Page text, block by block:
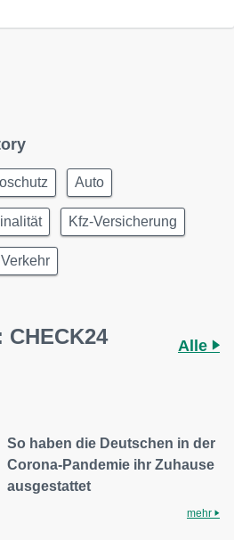
Auto
Kfz-Versicherung
Alle
So haben die Deutschen in der
Corona-Pandemie ihr Zuhause
ausgestattet
mehr